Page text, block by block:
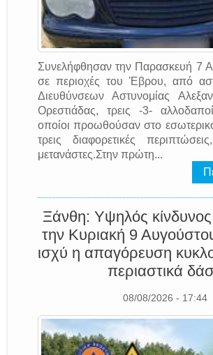
Συνελήφθησαν την Παρασκευή 7
σε περιοχές του Έβρου, από
Διευθύνσεων Αστυνομίας
Ορεστιάδας, τρεις -3-
οποίοι προωθούσαν στο
τρεις διαφορετικές
μετανάστες.Στην πρώτη...
Ξάνθη: Υψηλός
την Κυριακή 9
ισχύ η απαγόρευση
περιαστικά
08/08/2026 - 17:44